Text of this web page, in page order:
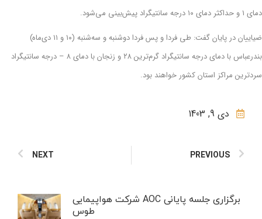
دمای ۱ و حداکثر دمای ۱۰ درجه سانتیگراد پیش‌بینی می‌شود.
ضیاییان در پایان گفت: طی فردا و پس فردا دوشنبه و سه‌شنبه (۱۰ و ۱۱ دی‌ماه)
بندرعباس با دمای درجه سانتیگراد گرم‌ترین ۲۸ و زنجان با دمای ۸ – درجه سانتیگراد
سردترین مراکز استان‌ کشور خواهند بود.
دی 9, 1403
PREVIOUS
NEXT
برگزاری جلسه پایانی AOC شرکت هواپیمایی
طوس